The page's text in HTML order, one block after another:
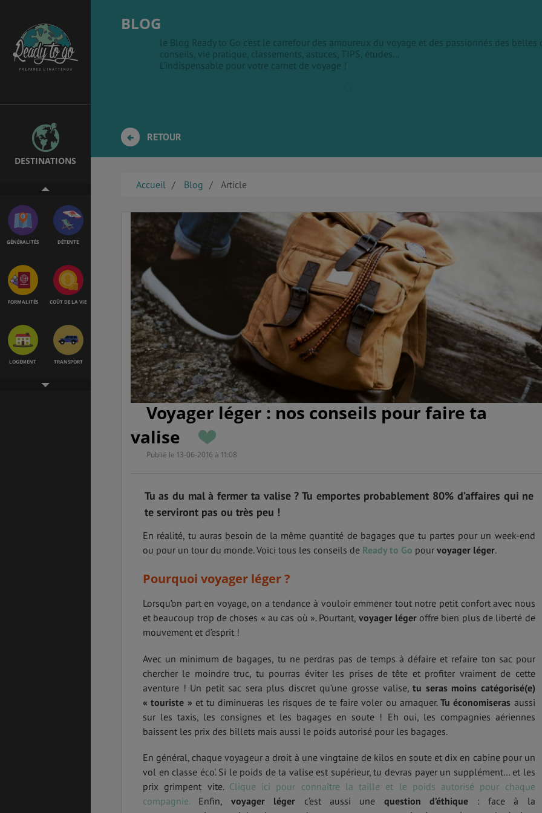
DESTINATIONS
EMPLOIS &
STAGES
BONS PLANS
GÉNÉRALITÉS DÉTENTE
FORMALITÉS COÛT DE LA VIE
LOGEMENT TRANSPORT
BLOG
le Blog Ready to Go c'est le carrefour des amoureux du voyage et des passionnés des belles
conseils, vie pratique, classements, astuces, TIPS, études...
L'indispensable pour votre carnet de voyage !
RETOUR
Accueil Blog Article
Voyager léger : nos conseils pour faire ta
valise
Publié le 13-06-2016 à 11:08
Tu as du mal à fermer ta valise ? Tu emportes probablement 80% d’affaires qui ne
te serviront pas ou très peu !
En réalité, tu auras besoin de la même quantité de bagages que tu partes pour un week-end
ou pour un tour du monde. Voici tous les conseils de Ready to Go pour voyager léger.
Pourquoi voyager léger ?
Lorsqu’on part en voyage, on a tendance à vouloir emmener tout notre petit confort avec nous
et beaucoup trop de choses « au cas où ». Pourtant, voyager légeroffre bien plus de liberté de
mouvement et d’esprit !
Avec un minimum de bagages, tu ne perdras pas de temps à défaire et refaire ton sac pour
chercher le moindre truc, tu pourras éviter les prises de tête et profiter vraiment de cette
aventure ! Un petit sac sera plus discret qu’une grosse valise,tu seras moins catégorisé(e)
« touriste » et tu diminueras les risques de te faire voler ou arnaquer.Tu économiseras aussi
sur les taxis, les consignes et les bagages en soute ! Eh oui, les compagnies aériennes
baissent les prix des billets mais aussi le poids autorisé pour les bagages.
En général, chaque voyageur a droit à une vingtaine de kilos en soute et dix en cabine pour un
vol en classe éco'. Si le poids de ta valise est supérieur, tu devras payer un supplément… et les
prix grimpent vite. Clique ici pour connaître la taille et le poids autorisé pour chaque
compagnie. Enfin, voyager léger c’est aussi une question d’éthique : face à la